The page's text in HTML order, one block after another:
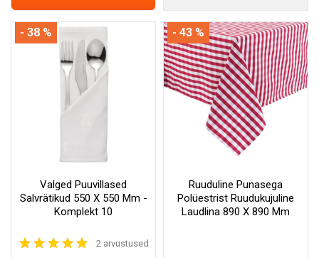
Valged Puuvillased
Salvrätikud 550 X 550 Mm -
Komplekt 10
2 arvustused
- 38 %
Ruuduline Punasega
Polüestrist Ruudukujuline
Laudlina 890 X 890 Mm
- 43 %